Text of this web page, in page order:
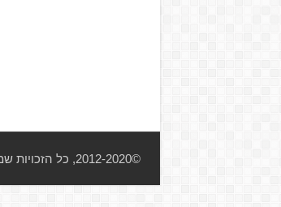
©2012-2020, כל הזכויות שמורות לבעלי האתר